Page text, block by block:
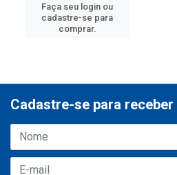
Faça seu login ou
cadastre-se para
comprar.
Cadastre-se para